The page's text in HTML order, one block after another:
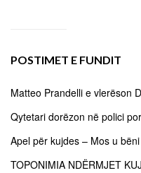
POSTIMET E FUNDIT
Matteo Prandelli e vlerëson
Qytetari dorëzon në polici
Apel për kujdes – Mos u
TOPONIMIA NDËRMJET